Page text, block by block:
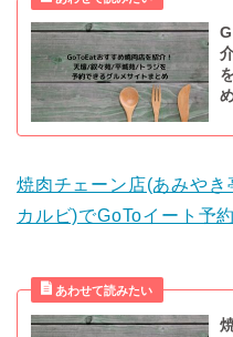
焼肉チェーン店(あみやき
カルビ)でGoToイート予